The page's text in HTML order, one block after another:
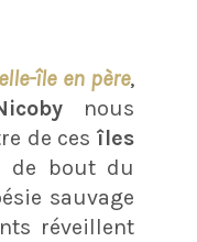
île en père,
nous
de cesîles
de bout du
sauvage
réveillent